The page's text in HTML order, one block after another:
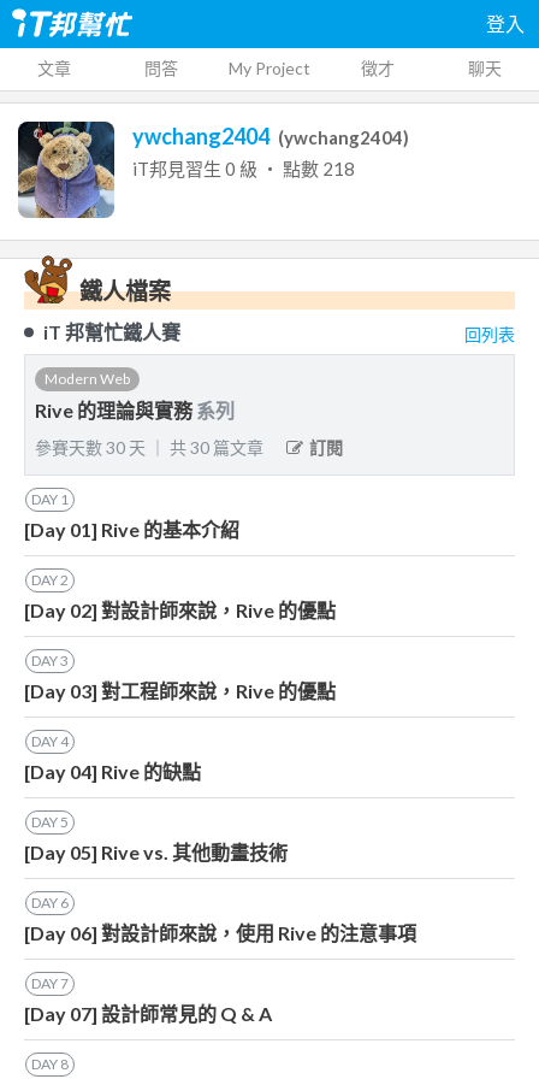
登入
文章 問答 My Project 徵才 聊天
ywchang2404 (ywchang2404)
iT邦見習生 0 級 ‧ 點數 218
鐵人檔案
iT 邦幫忙鐵人賽 回列表
Modern Web
Rive 的理論與實務 系列
參賽天數30 天 共30 篇文章 訂閱
DAY 1
[Day 01] Rive 的基本介紹
DAY2
[Day 02] 對設計師來說，Rive 的優點
DAY3
[Day 03] 對工程師來說，Rive 的優點
DAY4
[Day 04] Rive 的缺點
DAY5
[Day 05] Rive vs. 其他動畫技術
DAY 6
[Day 06] 對設計師來說，使用 Rive 的注意事項
DAY7
[Day 07] 設計師常見的 Q & A
DAY 8